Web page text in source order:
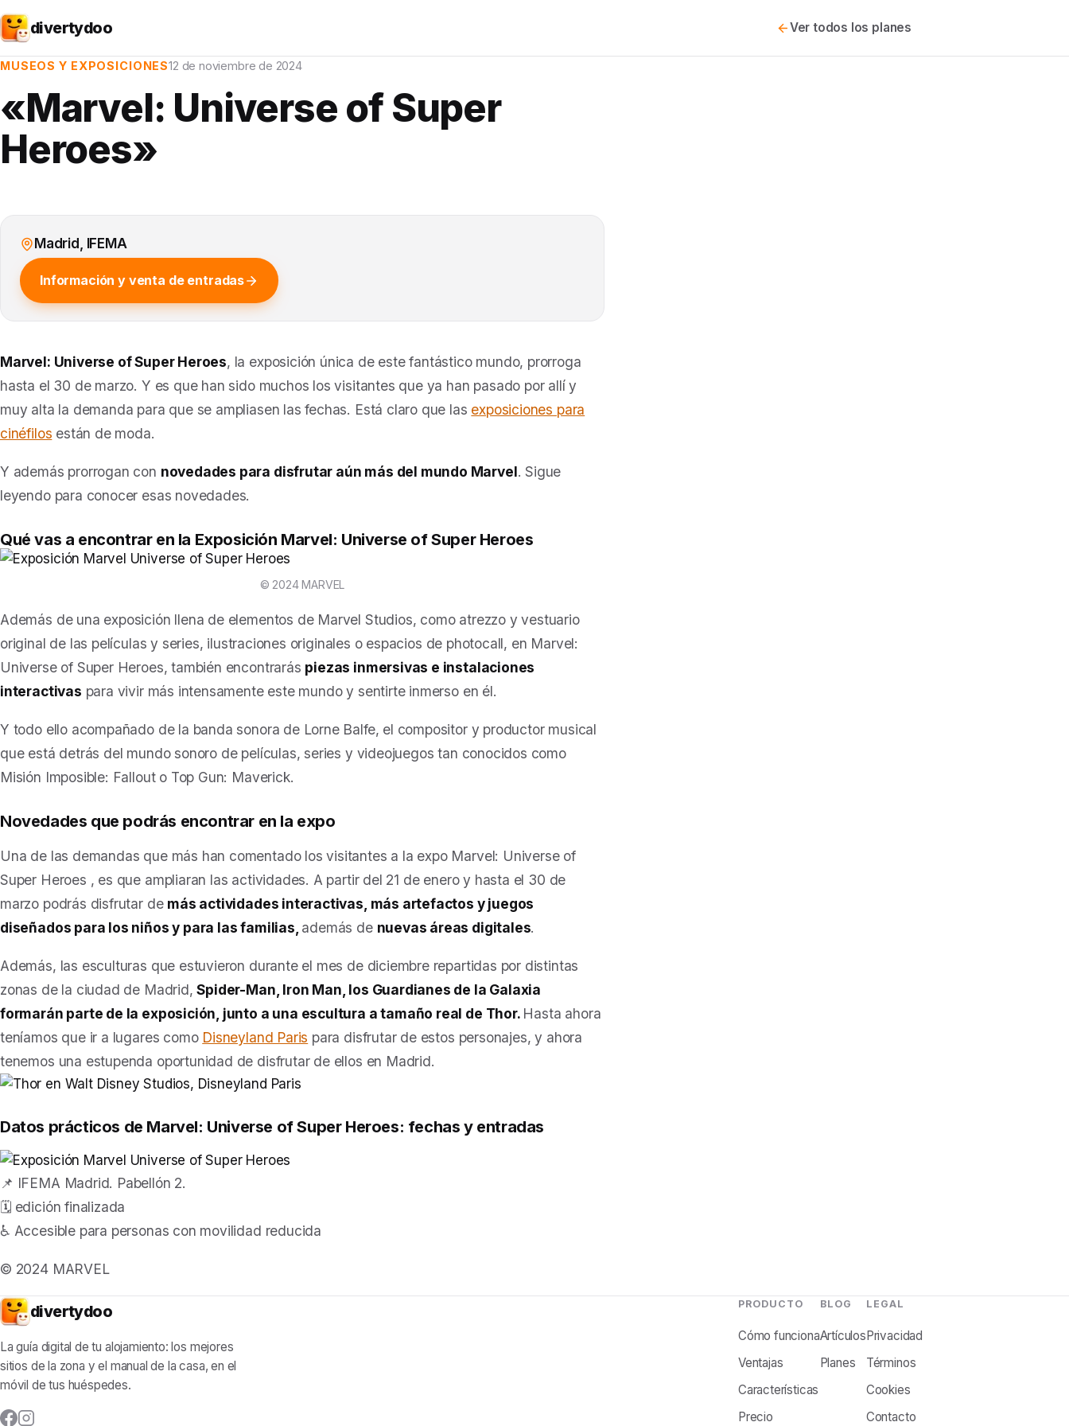
divertydoo Ver todos los planes
MUSEOS Y EXPOSICIONES12 de noviembre de 2024
«Marvel: Universe of Super
Heroes»
Madrid, IFEMA
Información y venta de entradas
Marvel: Universe of Super Heroes, la exposición única de este fantástico mundo, prorroga
hasta el 30 de marzo. Y es que han sido muchos los visitantes que ya han pasado por allí y
muy alta la demanda para que se ampliasen las fechas. Está claro que las exposiciones para
cinéfilos están de moda.
Y además prorrogan con novedades para disfrutar aún más del mundo Marvel. Sigue
leyendo para conocer esas novedades.
Qué vas a encontrar en la Exposición Marvel: Universe of Super Heroes
© 2024 MARVEL
Además de una exposición llena de elementos de Marvel Studios, como atrezzo y vestuario
original de las películas y series, ilustraciones originales o espacios de photocall, en Marvel:
Universe of Super Heroes, también encontrarás piezas inmersivas e instalaciones
interactivas para vivir más intensamente este mundo y sentirte inmerso en él.
Y todo ello acompañado de la banda sonora de Lorne Balfe, el compositor y productor musical
que está detrás del mundo sonoro de películas, series y videojuegos tan conocidos como
Misión Imposible: Fallout o Top Gun: Maverick.
Novedades que podrás encontrar en la expo
Una de las demandas que más han comentado los visitantes a la expo Marvel: Universe of
Super Heroes , es que ampliaran las actividades. A partir del 21 de enero y hasta el 30 de
marzo podrás disfrutar de más actividades interactivas, más artefactos y juegos
diseñados para los niños y para las familias, además de nuevas áreas digitales.
Además, las esculturas que estuvieron durante el mes de diciembre repartidas por distintas
zonas de la ciudad de Madrid,Spider-Man, Iron Man, los Guardianes de la Galaxia
formarán parte de la exposición, junto a una escultura a tamaño real de Thor. Hasta ahora
teníamos que ir a lugares como Disneyland Paris para disfrutar de estos personajes, y ahora
tenemos una estupenda oportunidad de disfrutar de ellos en Madrid.
Datos prácticos de Marvel: Universe of Super Heroes: fechas y entradas
📌 IFEMA Madrid. Pabellón 2.
🗓️ edición finalizada
♿ Accesible para personas con movilidad reducida
© 2024 MARVEL
divertydoo
La guía digital de tu alojamiento: los mejores
sitios de la zona y el manual de la casa, en el
móvil de tus huéspedes.
PRODUCTO
Cómo funciona
Ventajas
Características
Precio
BLOG
Artículos
Planes
LEGAL
Privacidad
Términos
Cookies
Contacto